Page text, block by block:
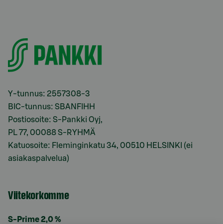
Y-tunnus: 2557308-3
BIC-tunnus: SBANFIHH
Postiosoite: S-Pankki Oyj,
PL 77, 00088 S-RYHMÄ
Katuosoite: Fleminginkatu 34, 00510 HELSINKI (ei
asiakaspalvelua)
Viitekorkomme
S-Prime 2,0 %